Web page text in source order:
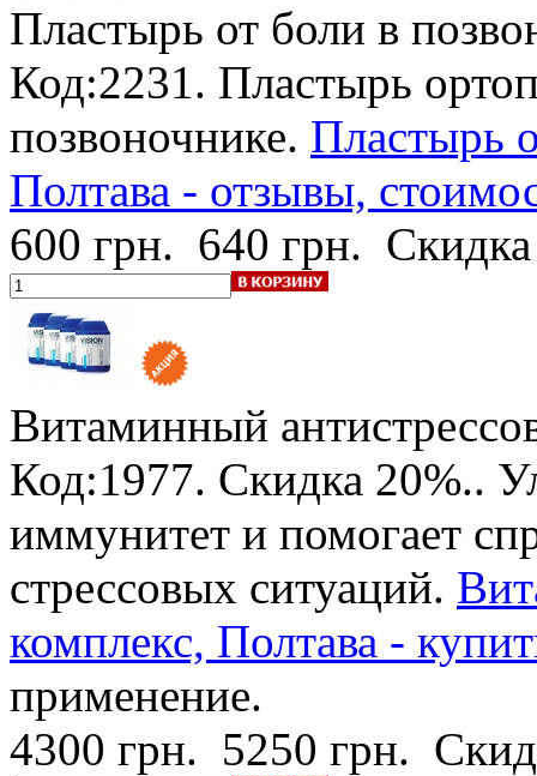
Пластырь от боли в
Код:2231. Пластырь
позвоночнике. Пластырь
Полтава - отзывы,
600 грн. 640 грн.
Витаминный
Код:1977. Скидка 20%..
иммунитет и помогает
стрессовых ситуаций.
комплекс, Полтава -
применение.
4300 грн. 5250 грн.